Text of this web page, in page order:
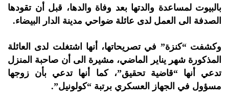
بالبيوت لمساعدة والدتها بعد وفاة والدها، قبل أن تقودها
الصدفة الى العمل لدى عائلة ضواحي مدينة الدار البيضاء.
وكشفت “كنزة” في تصريحاتها، أنها اشتغلت لدى العائلة
المذكورة شهر يناير الماضي، مشيرة الى أن صاحبة المنزل
تدعي أنها “قاضية تحقيق”، كما أنها تدعي بأن زوجها
مسؤول في الجهاز العسكري برتبة “كولونيل”.